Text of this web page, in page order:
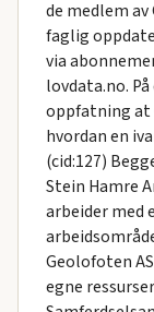
de medlem
faglig
via
lovdata.no.
oppfatning at
hvordan en
(cid:127)
Stein Hamre
arbeider med
Geolofoten
egne